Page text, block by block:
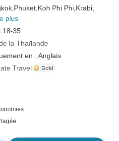
Phuket, Koh Phi Phi, Krabi,
plus
18-35
la Thaïlande
en : Anglais
Travel